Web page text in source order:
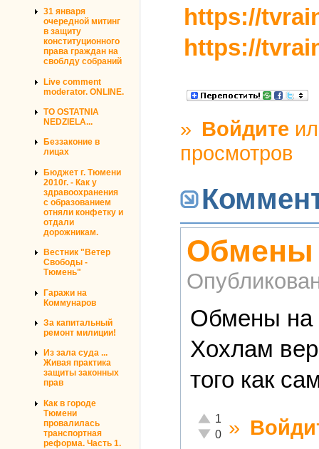
31 января
очередной митинг
в защиту
конституционного
права граждан на
своблду собраний
Live comment
moderator. ONLINE.
TO OSTATNIA
NEDZIELA...
Беззаконие в
лицах
Бюджет г. Тюмени
2010г. - Как у
здравоохранения
с образованием
отняли конфетку и
отдали
дорожникам.
Вестник "Ветер
Свободы -
Тюмень"
Гаражи на
Коммунаров
За капитальный
ремонт милиции!
Из зала суда ...
Живая практика
защиты законных
прав
Как в городе
Тюмени
провалилась
транспортная
реформа. Часть 1.
https://
https://
» Войдите
просмотров
Обмены
Обмены на
Хохлам
того как
Отлично!
1
Неадекватно!
0 »